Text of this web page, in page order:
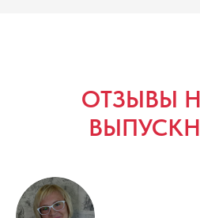
ОТЗЫВЫ